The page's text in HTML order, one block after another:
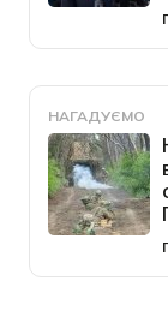
НАГАДУЄМО